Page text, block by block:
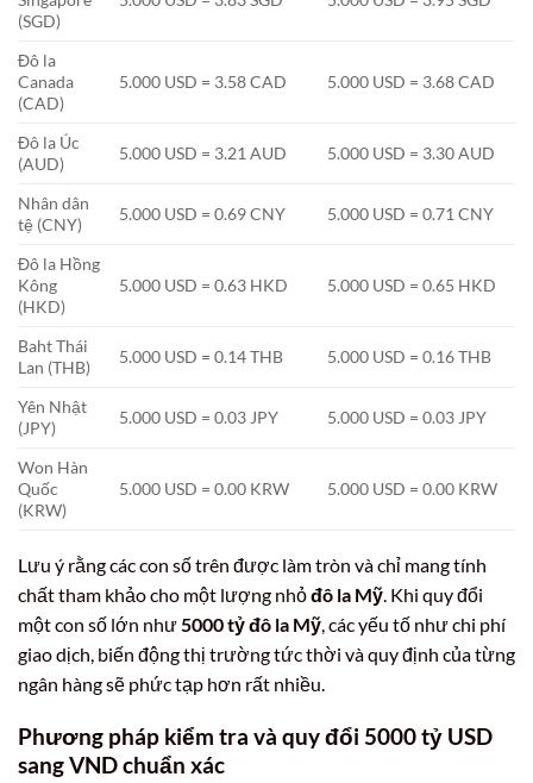
(SGD)
Đô la
Canada
(CAD)
5.000 USD = 3.58 CAD 5.000 USD = 3.68 CAD
Đô la Úc
(AUD)
5.000 USD = 3.21 AUD 5.000 USD = 3.30 AUD
Nhân dân
tệ (CNY)
5.000 USD = 0.69 CNY 5.000 USD = 0.71 CNY
Đô la Hồng
Kông
(HKD)
5.000 USD = 0.63 HKD 5.000 USD = 0.65 HKD
Baht Thái
Lan (THB)
5.000 USD = 0.14 THB 5.000 USD = 0.16 THB
Yên Nhật
(JPY)
5.000 USD = 0.03 JPY 5.000 USD = 0.03 JPY
Won Hàn
Quốc
(KRW)
5.000 USD = 0.00 KRW 5.000 USD = 0.00 KRW
Lưu ý rằng các con số trên được làm tròn và chỉ mang tính
chất tham khảo cho một lượng nhỏđô la Mỹ . Khi quy đổi
một con số lớn như 5000 tỷ đô la Mỹ , các yếu tố như chi phí
giao dịch, biến động thị trường tức thời và quy định của từng
ngân hàng sẽ phức tạp hơn rất nhiều.
Phương pháp kiểm tra và quy đổi 5000 tỷ USD
sang VNDchuẩn xác